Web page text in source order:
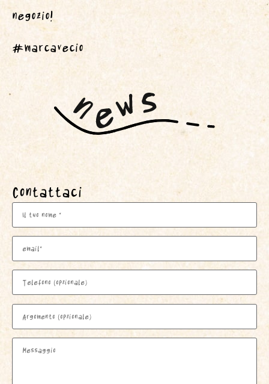
negozio!
#marcavecio
Contattaci